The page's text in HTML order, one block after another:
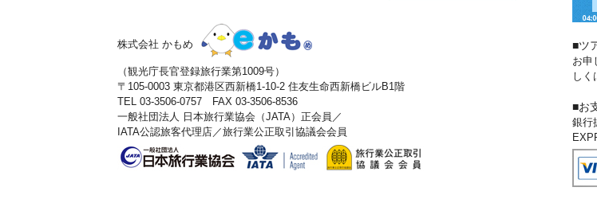
株式会社 かもめ
（観光庁長官登録旅行業第1009号）
〒105-0003 東京都港区西新橋1-10-2 住友生命西新橋ビルB1階
TEL 03-3506-0757 FAX 03-3506-8536
一般社団法人 日本旅行業協会（JATA）正会員／
IATA公認旅客代理店／旅行業公正取引協議会会員
■ツ
お申
しく
■お
銀行